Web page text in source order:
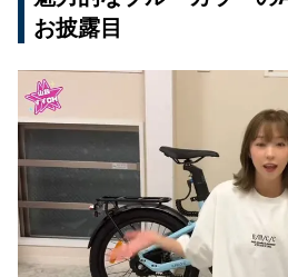
お披露目